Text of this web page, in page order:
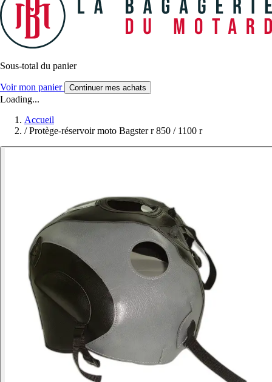
Sous-total du panier
Voir mon panier Continuer mes achats
Loading...
Accueil
/ Protège-réservoir moto Bagster r 850 / 1100 r